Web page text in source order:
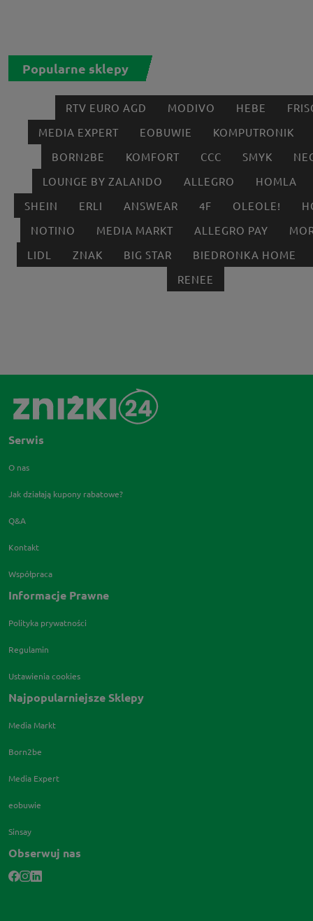
Popularne sklepy
RTV EURO AGD MODIVO HEBE
MEDIA EXPERT
EOBUWIE
KOMPUTRONIK
BORN2BE
KOMFORT CCC SMYK
LOUNGE BY ZALANDO
ALLEGRO
HOMLA
SHEIN
ERLI ANSWEAR 4F OLEOLE!
NOTINO
MEDIA MARKT ALLEGRO PAY
LIDL
ZNAK BIG STAR
BIEDRONKA HOME
RENEE
Serwis
O nas
Jak działają kupony rabatowe?
Q&A
Kontakt
Współpraca
Informacje Prawne
Polityka prywatności
Regulamin
Ustawienia cookies
Najpopularniejsze Sklepy
Media Markt
Born2be
Media Expert
eobuwie
Sinsay
Obserwuj nas